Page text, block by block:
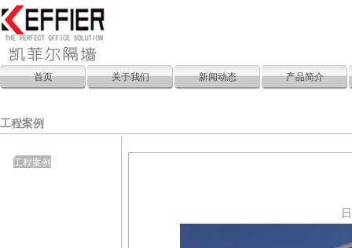
首页 关于我们 新闻动态 产品简介
工程案例
工程案例